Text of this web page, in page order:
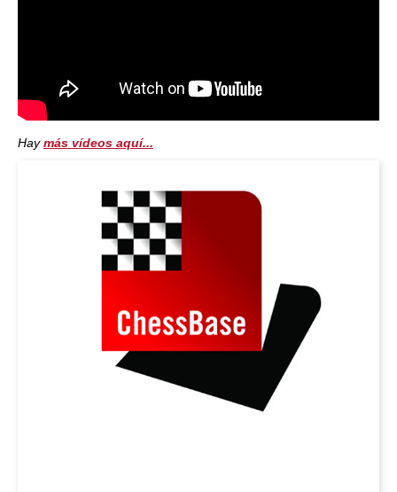
Haymás vídeos aquí...